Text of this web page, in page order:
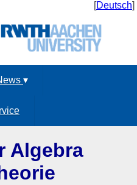
[Deutsch]
▾
Algebra